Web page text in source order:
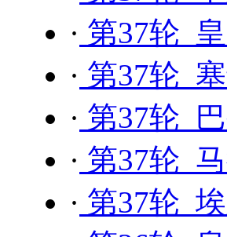
· 第37轮
· 第37轮
· 第37轮
· 第37轮
· 第37轮